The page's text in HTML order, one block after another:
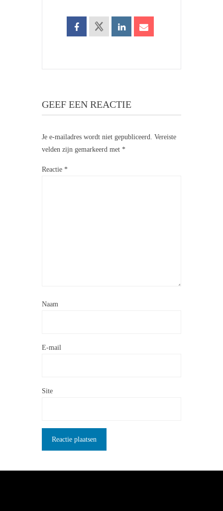
GEEF EEN REACTIE
Je e-mailadres wordt niet gepubliceerd. Vereiste
velden zijn gemarkeerd met *
Reactie *
Naam
E-mail
Site